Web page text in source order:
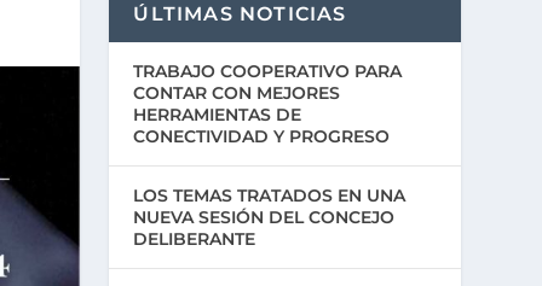
ÚLTIMAS NOTICIAS
TRABAJO COOPERATIVO PARA
CONTAR CON MEJORES
HERRAMIENTAS DE
CONECTIVIDAD Y PROGRESO
LOS TEMAS TRATADOS EN UNA
NUEVA SESIÓN DEL CONCEJO
DELIBERANTE